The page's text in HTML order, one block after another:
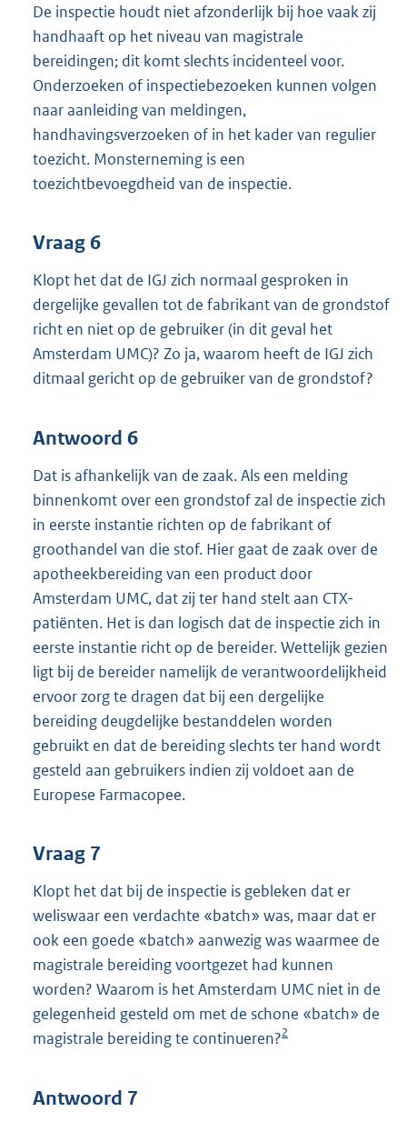
De inspectie houdt niet afzonderlijk bij hoe vaak zij
handhaaft op het niveau van magistrale
bereidingen; dit komt slechts incidenteel voor.
Onderzoeken of inspectiebezoeken kunnen volgen
naar aanleiding van meldingen,
handhavingsverzoeken of in het kader van regulier
toezicht. Monsterneming is een
toezichtbevoegdheid van de inspectie.
Vraag 6
Klopt het dat de IGJ zich normaal gesproken in
dergelijke gevallen tot de fabrikant van de grondstof
richt en niet op de gebruiker (in dit geval het
Amsterdam UMC)? Zo ja, waarom heeft de IGJ zich
ditmaal gericht op de gebruiker van de grondstof?
Antwoord 6
Dat is afhankelijk van de zaak. Als een melding
binnenkomt over een grondstof zal de inspectie zich
in eerste instantie richten op de fabrikant of
groothandel van die stof. Hier gaat de zaak over de
apotheekbereiding van een product door
Amsterdam UMC, dat zij ter hand stelt aan CTX-
patiënten. Het is dan logisch dat de inspectie zich in
eerste instantie richt op de bereider. Wettelijk gezien
ligt bij de bereider namelijk de verantwoordelijkheid
ervoor zorg te dragen dat bij een dergelijke
bereiding deugdelijke bestanddelen worden
gebruikt en dat de bereiding slechts ter hand wordt
gesteld aan gebruikers indien zij voldoet aan de
Europese Farmacopee.
Vraag 7
Klopt het dat bij de inspectie is gebleken dat er
weliswaar een verdachte «batch» was, maar dat er
ook een goede «batch» aanwezig was waarmee de
magistrale bereiding voortgezet had kunnen
worden? Waarom is het Amsterdam UMC niet in de
gelegenheid gesteld om met de schone «batch» de
magistrale bereiding te continueren?2
Antwoord 7